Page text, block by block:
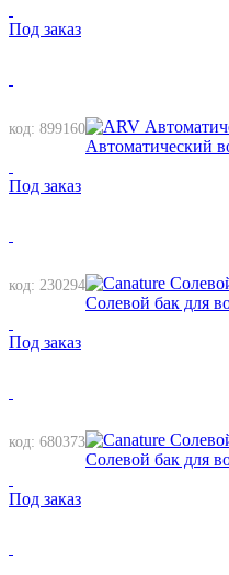
Под заказ
код: 899160
Автоматический
Под заказ
код: 230294
Солевой бак для
Под заказ
код: 680373
Солевой бак для
Под заказ